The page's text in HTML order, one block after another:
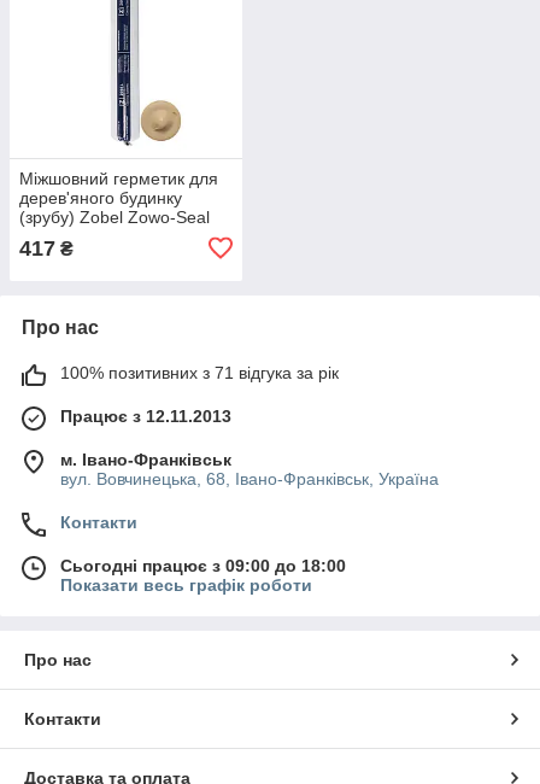
Міжшовний герметик для
дерев'яного будинку
(зрубу) Zobel Zowo-Seal
5014, 620 мл, (ahorn) клен
417 ₴
Про нас
100% позитивних з 71 відгука за рік
Працює з 12.11.2013
м. Івано-Франківськ
вул. Вовчинецька, 68, Івано-Франківськ, Україна
Контакти
Сьогодні працює з 09:00 до 18:00
Показати весь графік роботи
Про нас
Контакти
Доставка та оплата